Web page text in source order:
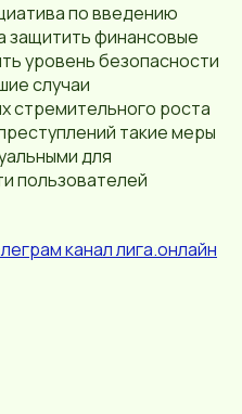
по введению
защитить финансовые
уровень безопасности
случаи
стремительного роста
такие меры
для
пользователей
канал лига.онлайн